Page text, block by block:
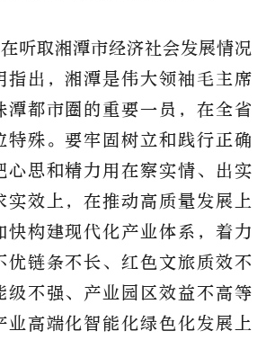
听取湘潭市经济社会发展情况
指出，湘潭是伟大领袖毛主席
潭都市圈的重要一员，在全省
特殊。要牢固树立和践行正确
心思和精力用在察实情、出实
实效上，在推动高质量发展上
快构建现代化产业体系，着力
优链条不长、红色文旅质效不
级不强、产业园区效益不高等
业高端化智能化绿色化发展上